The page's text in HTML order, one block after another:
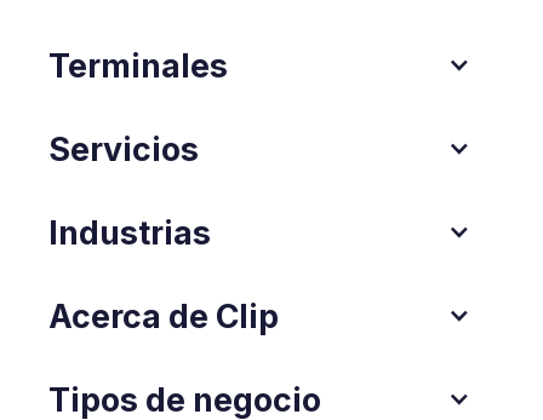
Terminales
Servicios
Industrias
Acerca de Clip
Tipos de negocio